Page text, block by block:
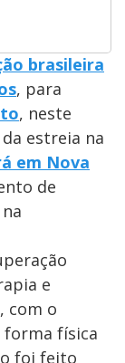
brasileira
, para
, neste
estreia na
em Nova
de
na
e
com o
física
foi feito